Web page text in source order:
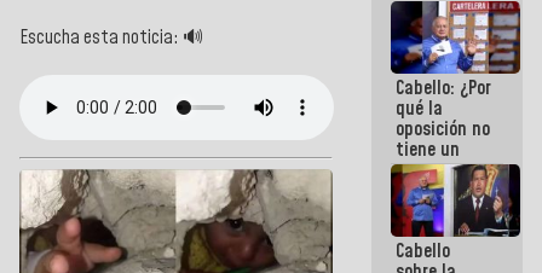
Escucha esta noticia: 🔊
Cabello: ¿Por
qué la
oposición no
tiene un
programa
que se
convierta en
tendencia?
Cabello